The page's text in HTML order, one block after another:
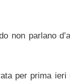
non parlano
per prima